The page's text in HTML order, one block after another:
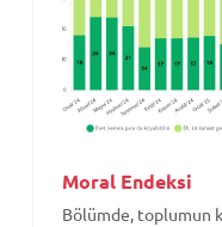
Moral Endeksi
Bölümde, toplumun